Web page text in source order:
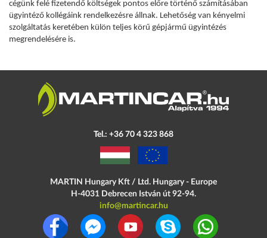
cégünk felé fizetendő költségek pontos előre történő számításában
ügyintéző kollégáink rendelkezésre állnak. Lehetőség van kényelmi
szolgáltatás keretében külön teljes körű gépjármű ügyintézés
megrendelésére is.
Tel.: +36 70 4 323 868
MARTIN Hungary Kft / Ltd. Hungary - Europe
H-4031 Debrecen István út 92-94.
info@martincar.hu